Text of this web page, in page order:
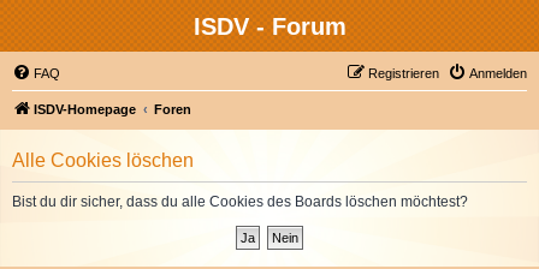
ISDV - Forum
FAQ Anmelden
Registrieren
ISDV-Homepage Foren
Alle Cookies löschen
Bist du dir sicher, dass du alle Cookies des Boards löschen möchtest?